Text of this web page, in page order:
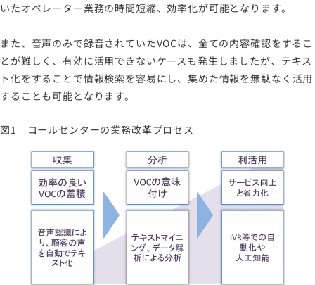
いたオペレーター業務の時間短縮、効率化が可能となります。
また、音声のみで録音されていたVOCは、全ての内容確認をするこ
とが難しく、有効に活用できないケースも発生しましたが、テキス
ト化をすることで情報検索を容易にし、集めた情報を無駄なく活用
することも可能となります。
図1 コールセンターの業務改革プロセス